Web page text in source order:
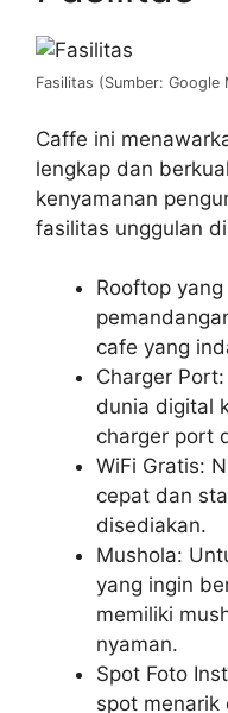
Fasilitas (Sumber: Google
Caffe ini
lengkap dan
kenyamanan
fasilitas unggulan
Rooftop
cafe yang
Charger
dunia digital
charger port
WiFi Gratis:
cepat dan
disediakan.
Mushola:
yang ingin
memiliki
nyaman.
Spot Foto
spot menarik